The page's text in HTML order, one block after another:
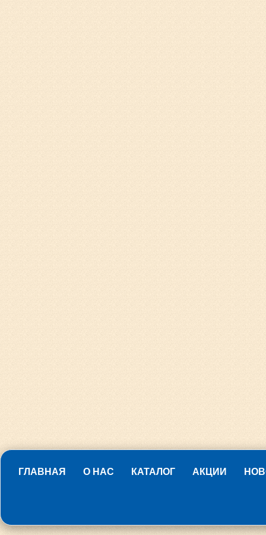
ГЛАВНАЯ О НАС КАТАЛОГ АКЦИИ